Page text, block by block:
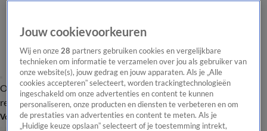
Overzicht Laatste nieuws Regionieuws Het beste van Hart
Tip de
redactie
Volg Hart van Nederland
Jouw cookievoorkeuren
Wij en onze28 partners gebruiken cookies en vergelijkbare
technieken om informatie te verzamelen over jou als gebruiker van
onze website(s), jouw gedrag en jouw apparaten. Als je „Alle
cookies accepteren” selecteert, worden trackingtechnologieën
ingeschakeld om onze advertenties en content te kunnen
personaliseren, onze producten en diensten te verbeteren en om
de prestaties van advertenties en content te meten. Als je
„Huidige keuze opslaan” selecteert of je toestemming intrekt,